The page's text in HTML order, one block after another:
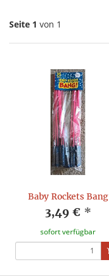
Seite 1 von 1
Baby Rockets Bang
3,49 € *
sofort verfügbar